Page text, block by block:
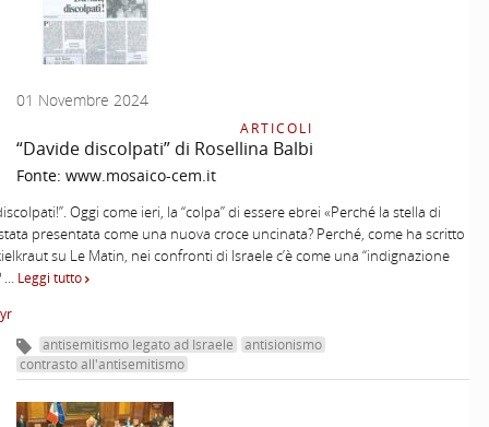
01 Novembre 2024
ARTICOLI
“Davide discolpati” di Rosellina Balbi
Fonte: www.mosaico-cem.it
Oggi come ieri, la “colpa” di essere ebrei «Perché la stella di
presentata come una nuova croce uncinata? Perché, come ha scritto
su Le Matin, nei confronti di Israele c’è come una “indignazione
… Leggi tutto
antisemitismo legato ad Israele
antisionismo
contrasto all'antisemitismo